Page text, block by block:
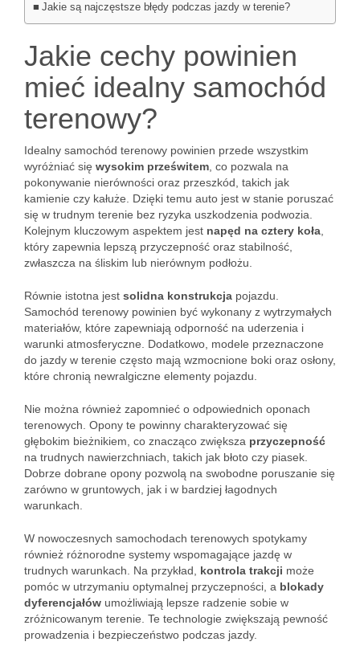
Jakie są najczęstsze błędy podczas jazdy w terenie?
Jakie cechy powinien
mieć idealny samochód
terenowy?
Idealny samochód terenowy powinien przede wszystkim
wyróżniać się wysokim prześwitem , co pozwala na
pokonywanie nierówności oraz przeszkód, takich jak
kamienie czy kałuże. Dzięki temu auto jest w stanie poruszać
się w trudnym terenie bez ryzyka uszkodzenia podwozia.
Kolejnym kluczowym aspektem jest napęd na cztery koła
który zapewnia lepszą przyczepność oraz stabilność,
zwłaszcza na śliskim lub nierównym podłożu.
Równie istotna jest solidna konstrukcja pojazdu.
Samochód terenowy powinien być wykonany z wytrzymałych
materiałów, które zapewniają odporność na uderzenia i
warunki atmosferyczne. Dodatkowo, modele przeznaczone
do jazdy w terenie często mają wzmocnione boki oraz osłony,
które chronią newralgiczne elementy pojazdu.
Nie można również zapomnieć o odpowiednich oponach
terenowych. Opony te powinny charakteryzować się
głębokim bieżnikiem, co znacząco zwiększa przyczepność
na trudnych nawierzchniach, takich jak błoto czy piasek.
Dobrze dobrane opony pozwolą na swobodne poruszanie się
zarówno w gruntowych, jak i w bardziej łagodnych
warunkach.
W nowoczesnych samochodach terenowych spotykamy
również różnorodne systemy wspomagające jazdę w
trudnych warunkach. Na przykład, kontrola trakcji może
pomóc w utrzymaniu optymalnej przyczepności, a blokady
dyferencjałów umożliwiają lepsze radzenie sobie w
zróżnicowanym terenie. Te technologie zwiększają pewność
prowadzenia i bezpieczeństwo podczas jazdy.